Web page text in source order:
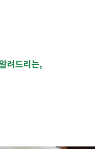
려드리는,